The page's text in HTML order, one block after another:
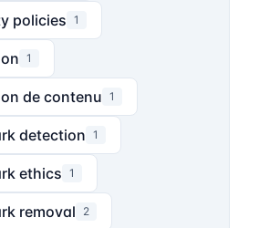
policies 1
1
de contenu 1
detection 1
ethics 1
removal 2